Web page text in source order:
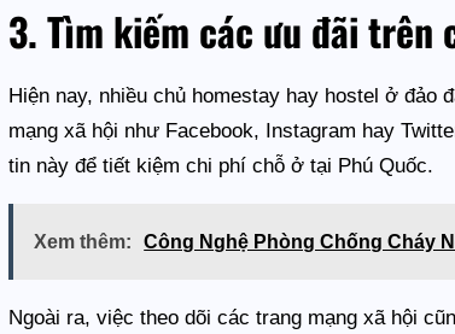
3. Tìm kiếm các ưu đãi trên
Hiện nay, nhiều chủ homestay hay hostel ở đảo
mạng xã hội như Facebook, Instagram hay
tin này để tiết kiệm chi phí chỗ ở tại Phú Quốc.
Xem thêm: Công Nghệ Phòng Chống Cháy
Ngoài ra, việc theo dõi các trang mạng xã hội